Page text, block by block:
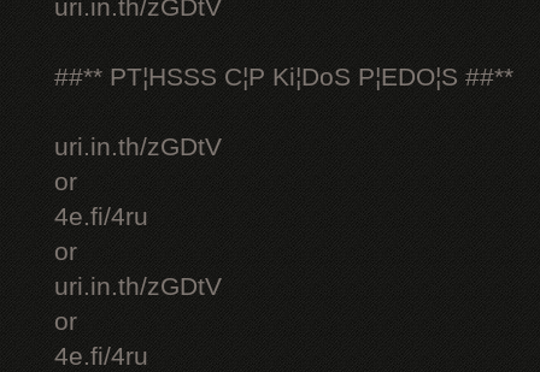
uri.in.th/zGDtV
##** PT¦HSSS C¦P Ki¦DoS P¦EDO¦S ##**
uri.in.th/zGDtV
or
4e.fi/4ru
or
uri.in.th/zGDtV
or
4e.fi/4ru